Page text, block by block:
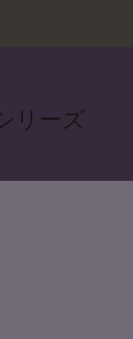
リーズ